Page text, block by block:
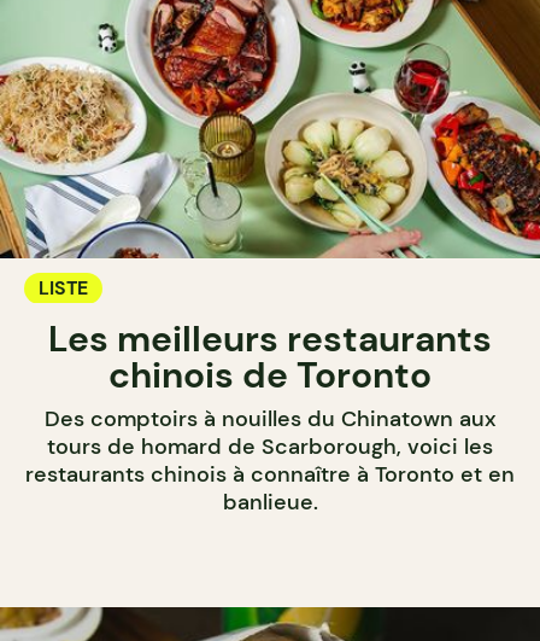
LISTE
Les meilleurs restaurants
chinois de Toronto
Des comptoirs à nouilles du Chinatown aux
tours de homard de Scarborough, voici les
restaurants chinois à connaître à Toronto et en
banlieue.